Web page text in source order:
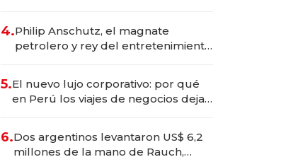
4.Philip Anschutz, el magnate
petrolero y rey del entretenimiento
5.El nuevo lujo corporativo: por qué
en Perú los viajes de negocios dejan
en experiencias transformadoras
6.Dos argentinos levantaron US$ 6,2
millones de la mano de Rauch,